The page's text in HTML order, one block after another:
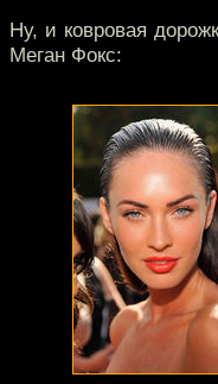
Ну, и ковровая
Меган Фокс: